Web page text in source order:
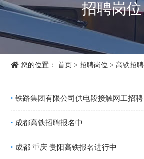
招聘岗位
您的位置：首页 >招聘岗位 >高铁招聘
• 铁路集团有限公司供电段接触网工招聘
• 成都高铁招聘报名中
• 成都 重庆 贵阳高铁报名进行中